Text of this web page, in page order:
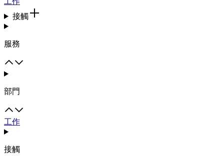
接觸
服務
部門
工作
接觸